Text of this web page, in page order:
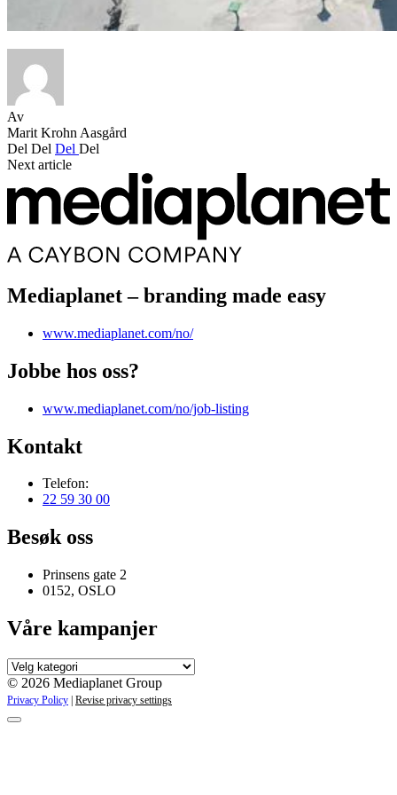
Av
Marit Krohn Aasgård
Del Del Del Del
Next article
Mediaplanet – branding made easy
www.mediaplanet.com/no/
Jobbe hos oss?
www.mediaplanet.com/no/job-listing
Kontakt
Telefon:
22 59 30 00
Besøk oss
Prinsens gate 2
0152, OSLO
Våre kampanjer
Våre
kampanjer
© 2026 Mediaplanet Group
Privacy Policy Revise privacy settings